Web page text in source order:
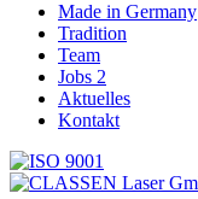
Made in Germany
Tradition
Team
Jobs 2
Aktuelles
Kontakt